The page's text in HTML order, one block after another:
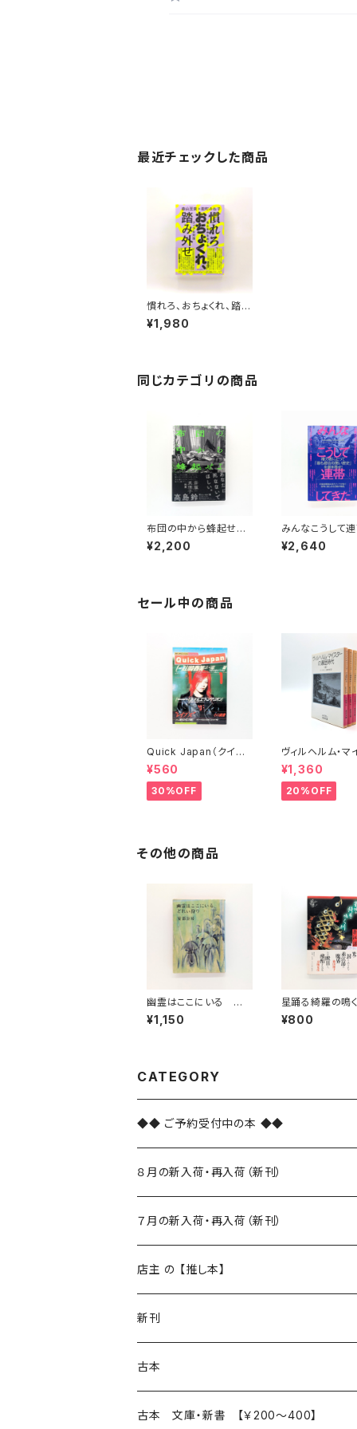
最近チェックした商品
慣れろ、おちょくれ、踏み
外せ 性と身体をめぐ
るクィアな対話
¥1,980
同じカテゴリの商品
布団の中から蜂起せ
よ アナーカ・フェミニ
ズムのための断章
¥2,200
みんなこうして
きた 失敗のな
会は変わっていく
¥2,640
セール中の商品
Quick Japan（クイッ
ク・ジャパン）Vol.11
¥560
30%OFF
ヴィルヘルム・マ
ーの遍歴時代 (
(下)（岩波文庫）
¥1,360
20%OFF
その他の商品
幽霊はここにいる ど
れい狩り（新潮文庫）
¥1,150
星踊る綺羅の鳴
¥800
CATEGORY
◆◆ ご予約受付中の本 ◆◆
８月の新入荷・再入荷（新刊）
新入荷
再入荷
７月の新入荷・再入荷（新刊）
新入荷
再入荷
店主 の 【推し本】
新刊
本 の あれこれ
読書のこと
文芸
古本
本 の あれこれ
古本 文庫・新書 【￥200～400】